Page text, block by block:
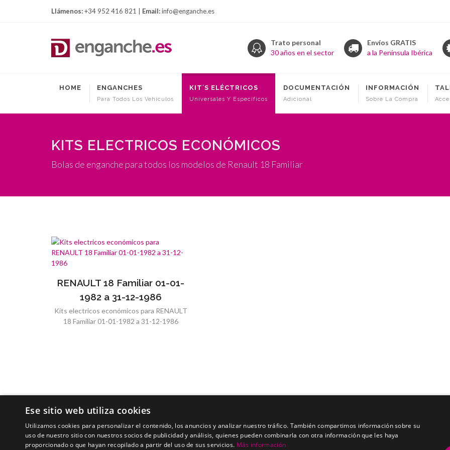
Llámenos:+34 952 416 821 | Email:info@enganche.es
Trato personal
30 años en el sector
Envíos GRATIS
a la Península Ibérica
HOME ENGANCHES
Para Todos Los Vehículos
KIT´S ELÉCTRICOS
Universales Y Específicos
DOCUMENTACIÓN
Adicional
INFORMACIÓN
Sobre La Compra
KITS ELECTRICOS ECONÓMICOS
Bolas de enganche para todos los modelos de Renault 18 Familiar
RENAULT 18 Familiar 01-01-
1982 a 31-12-1986
Kits electricos económicos para RENAULT
18 Familiar 01-01-1982 a 31-12-1986
Ese sitio web utiliza cookies
Utilizamos cookies para personalizar el contenido, los anuncios y analizar nuestro tráfico. También compartimos información sobre su
uso de nuestro sitio con nuestros socios de publicidad y análisis, quienes pueden combinarla con otra información que les haya
proporcionado o que hayan recopilado a partir del uso de sus servicios. Más información